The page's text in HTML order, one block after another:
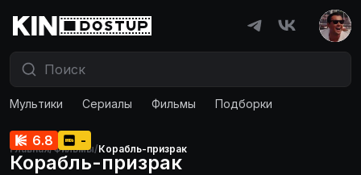
Мультики Сериалы Фильмы Подборки
Главная/Фильмы/Корабль-призрак
6.8 -
Корабль-призрак